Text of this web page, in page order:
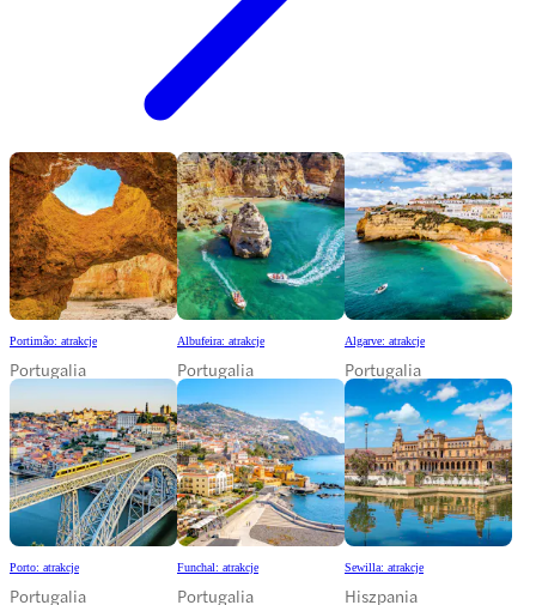
Portimão: atrakcje
Portugalia
Albufeira: atrakcje
Portugalia
Algarve: atrakcje
Portugalia
Porto: atrakcje
Portugalia
Funchal: atrakcje
Portugalia
Sewilla: atrakcje
Hiszpania